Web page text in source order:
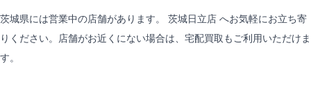
茨城県には営業中の店舗があります。 茨城日立店 へお気軽にお立ち寄
りください。店舗がお近くにない場合は、 宅配買取 もご利用いただけま
す。